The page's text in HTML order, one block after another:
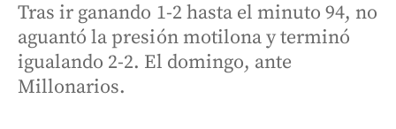
Tras ir ganando 1-2 hasta el minuto 94, no
aguantó la presión motilona y terminó
igualando 2-2. El domingo, ante
Millonarios.